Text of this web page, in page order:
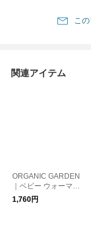
こ
関連アイテム
ORGANIC GARDEN
｜ベビー ウォーマー
ボーダー
1,760円